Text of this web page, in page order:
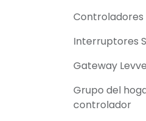
Interruptores
Gateway
Grupo del
controlador